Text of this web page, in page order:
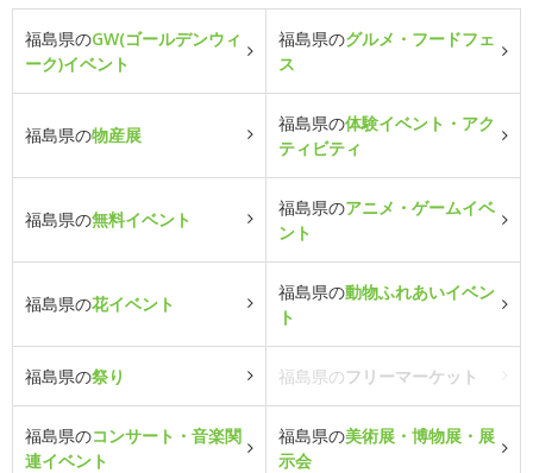
福島県のGW(ゴールデンウィ
ーク)イベント
福島県のグルメ・フードフェ
ス
福島県の物産展
福島県の体験イベント・アク
ティビティ
福島県の無料イベント
福島県のアニメ・ゲームイベ
ント
福島県の花イベント
福島県の動物ふれあいイベン
ト
福島県の祭り 福島県のフリーマーケット
福島県のコンサート・音楽関
連イベント
福島県の美術展・博物展・展
示会